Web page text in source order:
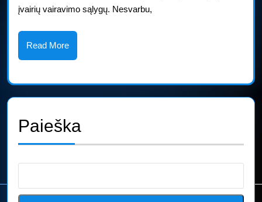
įvairių vairavimo sąlygų. Nesvarbu,
Read MoreRead
More
Paieška